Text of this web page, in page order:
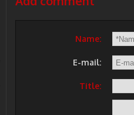
Name:
E-mail:
Title: